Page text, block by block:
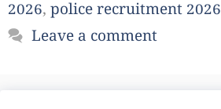
2026, police recruitment 2026
Leave a comment